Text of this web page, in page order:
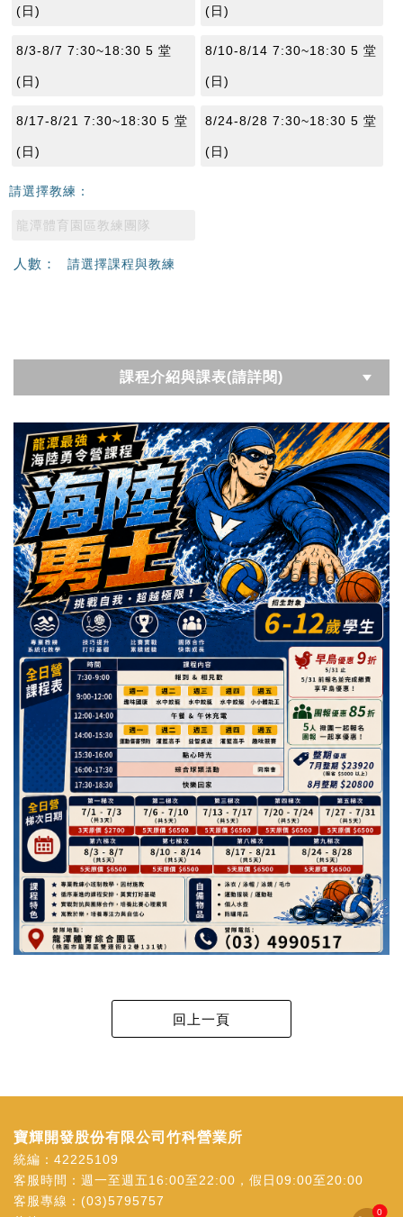
(日) (日)
8/3-8/7 7:30~18:30 5 堂
(日)
8/10-8/14 7:30~18:30 5 堂
(日)
8/17-8/21 7:30~18:30 5 堂
(日)
8/24-8/28 7:30~18:30 5 堂
(日)
請選擇教練：
龍潭體育園區教練團隊
人數： 請選擇課程與教練
課程介紹與課表(請詳閱)
0
寶輝開發股份有限公司竹科營業所
統編：42225109
客服時間：週一至週五16:00至22:00，假日09:00至20:00
客服專線： (03)5795757